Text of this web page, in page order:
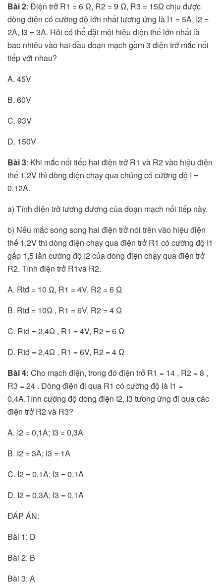
Bài 2: Điện trở R1 = 6 Ω, R2 = 9 Ω, R3 = 15Ω chịu được
dòng điện có cường độ lớn nhất tương ứng là I1 = 5A, I2 =
2A, I3 = 3A. Hỏi có thể đặt một hiệu điện thế lớn nhất là
bao nhiêu vào hai đầu đoạn mạch gồm 3 điện trở mắc nối
tiếp với nhau?
A. 45V
B. 60V
C. 93V
D. 150V
Bài 3: Khi mắc nối tiếp hai điện trở R1 và R2 vào hiệu điện
thế 1,2V thì dòng điện chạy qua chúng có cường độ I =
0,12A.
a) Tính điện trở tương đương của đoạn mạch nối tiếp này.
b) Nếu mắc song song hai điện trở nói trên vào hiệu điện
thế 1,2V thì dòng điện chạy qua điện trở R1 có cường độ I1
gấp 1,5 lần cường độ I2 của dòng điện chạy qua điện trở
R2. Tính điện trở R1và R2.
A. Rtđ = 10 Ω, R1 = 4V, R2 = 6 Ω
B. Rtđ = 10Ω , R1 = 6V, R2 = 4 Ω
C. Rtđ = 2,4Ω , R1 = 4V, R2 = 6 Ω
D. Rtđ = 2,4Ω , R1 = 6V, R2 = 4 Ω
Bài 4: Cho mạch điện, trong đó điện trở R1 = 14 , R2 = 8 ,
R3 = 24 . Dòng điện đi qua R1 có cường độ là I1 =
0,4A.Tính cường độ dòng điện I2, I3 tương ứng đi qua các
điện trở R2 và R3?
A. I2 = 0,1A; I3 = 0,3A
B. I2 = 3A; I3 = 1A
C. I2 = 0,1A; I3 = 0,1A
D. I2 = 0,3A; I3 = 0,1A
ĐÁP ÁN:
Bài 1: D
Bài 2: B
Bài 3: A